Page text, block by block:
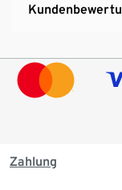
Zahlung